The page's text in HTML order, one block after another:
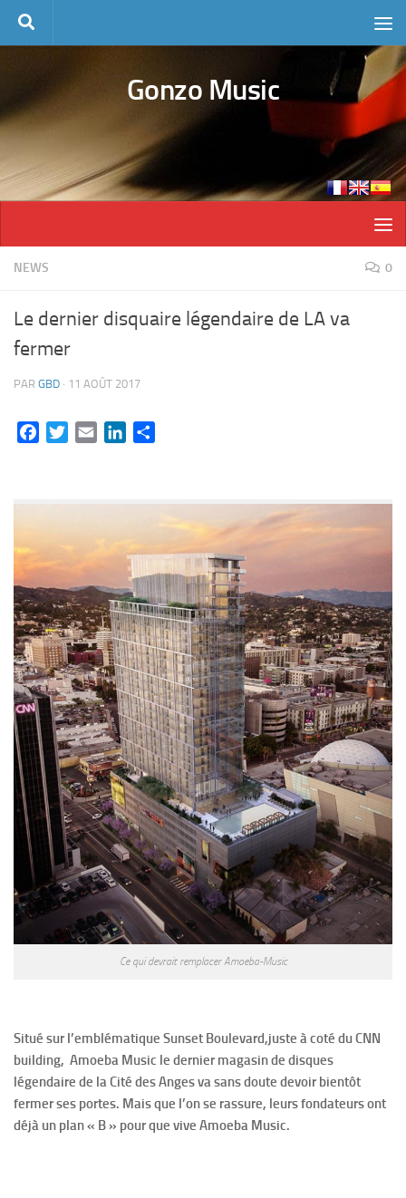
Skip to content
Gonzo Music
NEWS 0
Le dernier disquaire légendaire de LA va
fermer
PAR GBD · 11 AOÛT 2017
FacebookTwitterEmail LinkedIn
Ce qui devrait remplacer Amoeba-Music
Situé sur l’emblématique Sunset Boulevard,juste à coté du CNN
building, Amoeba Music le dernier magasin de disques
légendaire de la Cité des Anges va sans doute devoir bientôt
fermer ses portes. Mais que l’on se rassure, leurs fondateurs ont
déjà un plan « B » pour que vive Amoeba Music.